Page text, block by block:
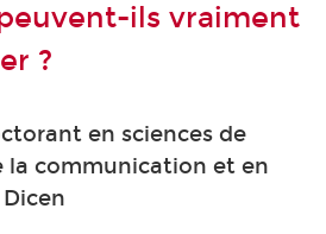
ils vraiment
?
en sciences de
la communication et en